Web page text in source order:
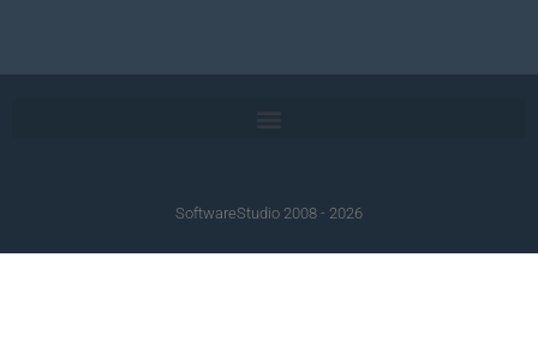
SoftwareStudio 2008 - 2026